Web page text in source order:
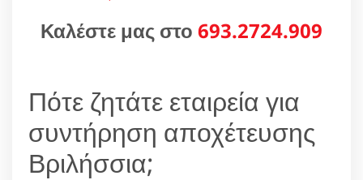
Καλέστε μας στο 693.2724.909
Πότε ζητάτε εταιρεία για
συντήρηση αποχέτευσης
Βριλήσσια;